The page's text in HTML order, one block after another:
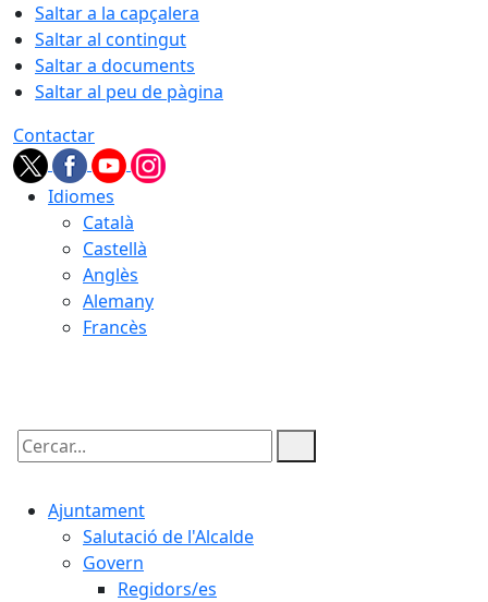
Saltar a la capçalera
Saltar al contingut
Saltar a documents
Saltar al peu de pàgina
Contactar
Idiomes
Català
Castellà
Anglès
Alemany
Francès
Cercar:
Ajuntament
Salutació de l'Alcalde
Govern
Regidors/es